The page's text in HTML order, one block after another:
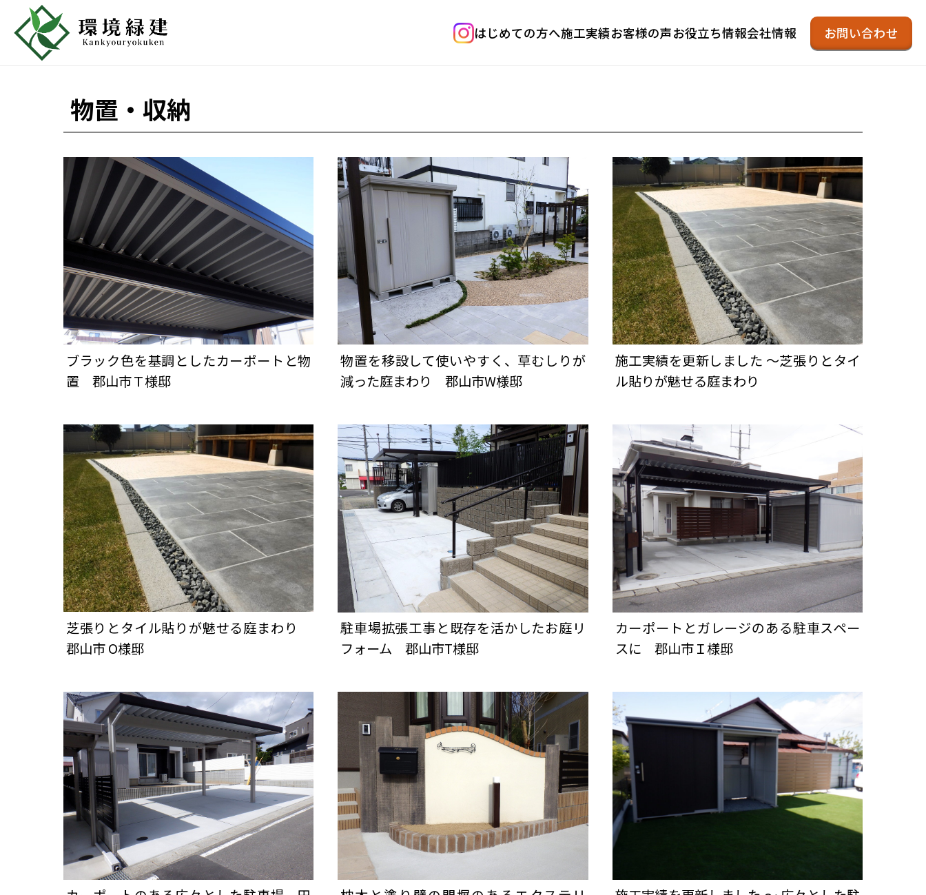
はじめての方へ施工実績お客様の声お役立ち情報会社情報 お問い合わせ
物置・収納
ブラック色を基調としたカーポートと物
置 郡山市Ｔ様邸
物置を移設して使いやすく、草むしりが
減った庭まわり 郡山市W様邸
施工実績を更新しました ～芝張りとタイ
ル貼りが魅せる庭まわり
芝張りとタイル貼りが魅せる庭まわり
郡山市 О様邸
駐車場拡張工事と既存を活かしたお庭リ
フォーム 郡山市T様邸
カーポートとガレージのある駐車スペー
スに 郡山市Ｉ様邸